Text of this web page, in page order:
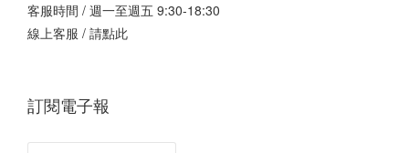
客服時間 / 週一至週五 9:30-18:30
線上客服 / 請點此
訂閱電子報